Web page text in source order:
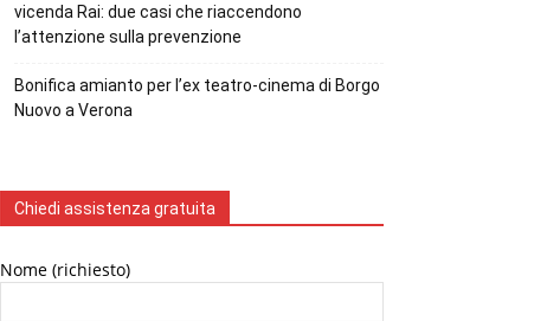
vicenda Rai: due casi che riaccendono
l’attenzione sulla prevenzione
Bonifica amianto per l’ex teatro-cinema di Borgo
Nuovo a Verona
Chiedi assistenza gratuita
Nome (richiesto)